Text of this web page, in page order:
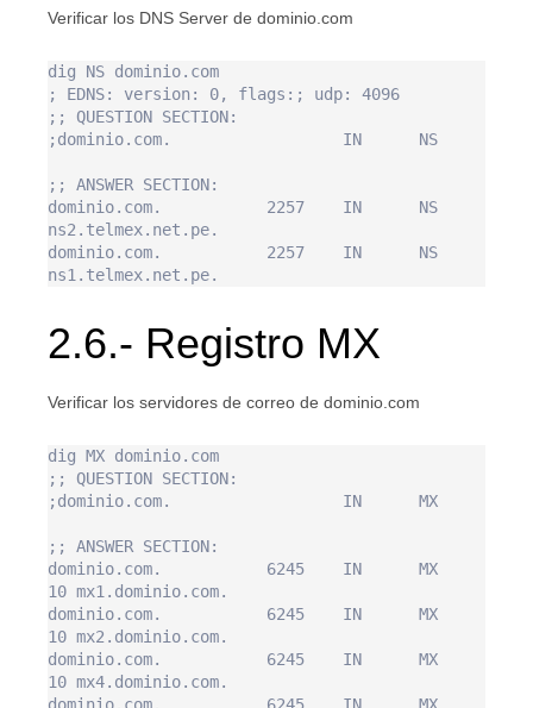
Verificar los DNS Server de dominio.com
dig NS dominio.com
; EDNS: version: 0, flags:; udp: 4096
;; QUESTION SECTION:
;dominio.com.                  IN      NS
;; ANSWER SECTION:
dominio.com.           2257    IN      NS
ns2.telmex.net.pe.
dominio.com.           2257    IN      NS
2.6.- Registro MX
Verificar los servidores de correo de dominio.com
dig MX dominio.com
;; QUESTION SECTION:
;dominio.com.                  IN      MX
;; ANSWER SECTION:
dominio.com.           6245    IN      MX
10 mx1.dominio.com.
dominio.com.           6245    IN      MX
10 mx2.dominio.com.
dominio.com.           6245    IN      MX
10 mx4.dominio.com.